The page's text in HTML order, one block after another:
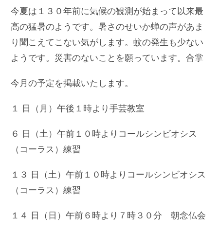
日:
テ
ゴ
リ
ー:
今夏は１３０年前に気候の観測が始まって以来最
高の猛暑のようです。暑さのせいか蝉の声があま
り聞こえてこない気がします。蚊の発生も少ない
ようです。災害のないことを願っています。合掌
今月の予定を掲載いたします。
１ 日（月）午後１時より手芸教室
６ 日（土）午前１０時よりコールシンビオシス
（コーラス）練習
１３ 日（土）午前１０時よりコールシンビオシス
（コーラス）練習
１４ 日（日）午前６時より７時３０分 朝念仏会